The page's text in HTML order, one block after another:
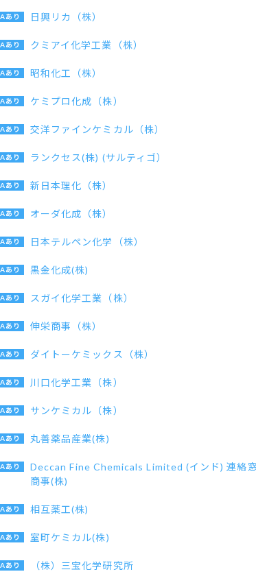
日興リカ（株）
クミアイ化学工業（株）
昭和化工（株）
ケミプロ化成（株）
交洋ファインケミカル（株）
ランクセス(株) (サルティゴ）
新日本理化（株）
オーダ化成（株）
日本テルペン化学（株）
黒金化成(株)
スガイ化学工業（株）
伸栄商事（株）
ダイトーケミックス（株）
川口化学工業（株）
サンケミカル（株）
丸善薬品産業(株)
Deccan Fine Chemicals Limited (インド) 連絡
商事(株)
相互薬工(株)
室町ケミカル(株)
（株）三宝化学研究所